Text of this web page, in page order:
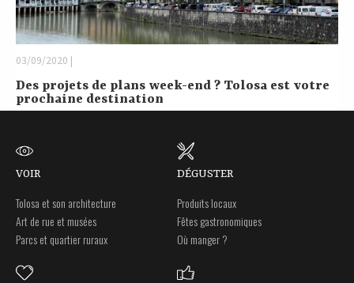
03/09/2020 |
Des projets de plans week-end ? Tolosa est votre
prochaine destination
VOIR
Tolosa et son architecture
Art de rue et musées
Parcs et quartier ruraux
DÉGUSTER
Produits locaux
Fêtes gastronomiques
Où manger ?